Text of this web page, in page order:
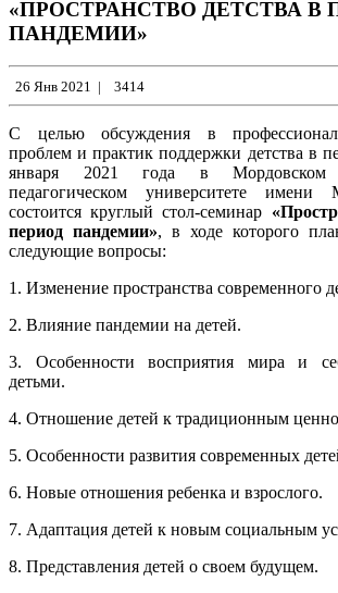
«ПРОСТРАНСТВО ДЕТСТВА В
ПАНДЕМИИ»
26 Янв 2021 | 3414
С целью обсуждения в
проблем и практик поддержки детства в
января 2021 года в Мордовском
педагогическом университете
состоится круглый стол-семинар
период пандемии», в ходе которого
следующие вопросы:
1. Изменение пространства современного
2. Влияние пандемии на детей.
3. Особенности восприятия мира и
детьми.
4. Отношение детей к традиционным
5. Особенности развития современных
6. Новые отношения ребенка и взрослого.
7. Адаптация детей к новым социальным
8. Представления детей о своем будущем.